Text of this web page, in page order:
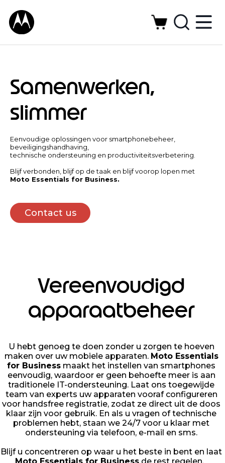
Samenwerken,
slimmer
Eenvoudige oplossingen voor smartphonebeheer,
beveiligingshandhaving,
technische ondersteuning en productiviteitsverbetering.
Blijf verbonden, blijf op de taak en blijf voorop lopen met
Moto Essentials for Business.
Contact us
Vereenvoudigd
apparaatbeheer
U hebt genoeg te doen zonder u zorgen te hoeven
maken over uw mobiele apparaten. Moto Essentials
for Business maakt het instellen van smartphones
eenvoudig, waardoor er geen behoefte meer is aan
traditionele IT-ondersteuning. Laat ons toegewijde
team van experts uw apparaten vooraf configureren
voor handsfree registratie, zodat ze direct uit de doos
klaar zijn voor gebruik. En als u vragen of technische
problemen hebt, staan we 24/7 voor u klaar met
ondersteuning via telefoon, e-mail en sms.
Blijf u concentreren op waar u het beste in bent en laat
Moto Essentials for Businessde rest regelen.